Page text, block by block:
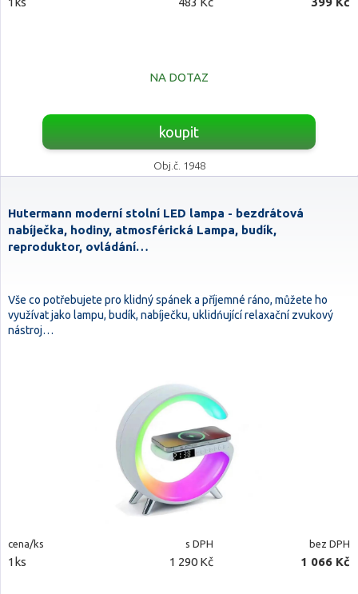
NA DOTAZ
koupit
Obj.č. 1948
Hutermann moderní stolní LED lampa - bezdrátová
nabíječka, hodiny, atmosférická Lampa, budík,
reproduktor, ovládání…
Vše co potřebujete pro klidný spánek a příjemné ráno, můžete ho
využívat jako lampu, budík, nabíječku, uklidńující relaxační zvukový
nástroj…
cena/ks s DPH bez DPH
1ks 1 290 Kč 1 066 Kč